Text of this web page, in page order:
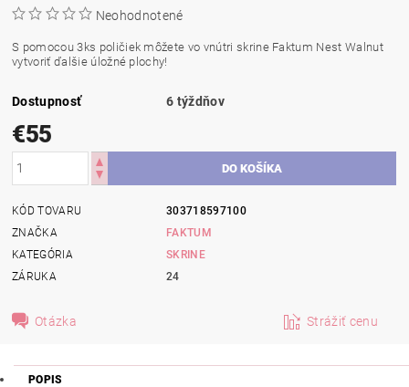
Neohodnotené
S pomocou 3ks poličiek môžete vo vnútri skrine Faktum Nest Walnut
vytvoriť ďalšie úložné plochy!
Dostupnosť 6 týždňov
€55
KÓD TOVARU
303718597100
ZNAČKA
FAKTUM
KATEGÓRIA
SKRINE
ZÁRUKA
24
Otázka Strážiť cenu
POPIS